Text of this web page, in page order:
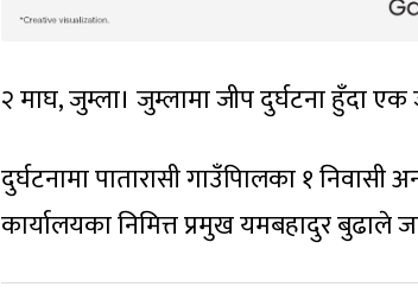
२ माघ, जुम्ला। जुम्लामा जीप दुर्घटना हुँदा
दुर्घटनामा पातारासी गाउँपािलका १ निवासी
कार्यालयका निमित्त प्रमुख यमबहादुर बुढाले